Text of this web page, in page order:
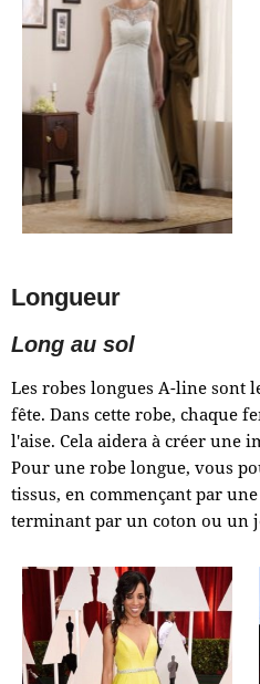
Longueur
Long au sol
Les robes longues A-line sont
fête. Dans cette robe, chaque
l'aise. Cela aidera à créer une
Pour une robe longue, vous
tissus, en commençant par
terminant par un coton ou un